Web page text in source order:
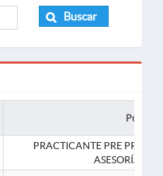
Buscar
Puesto
PRACTICANTE PRE
ASESORÍA